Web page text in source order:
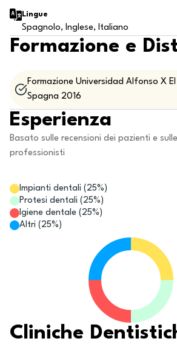
Lingue
Spagnolo, Inglese, Italiano
Formazione e
Formazione Universidad Alfonso X
Spagna 2016
Esperienza
Basato sulle recensioni dei pazienti e
professionisti
Impianti dentali ( 25%)
Protesi dentali ( 25%)
Igiene dentale ( 25%)
Altri ( 25%)
Cliniche